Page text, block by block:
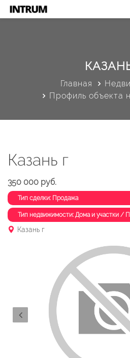
Главная
Профиль объекта
Казань г
350 000 руб.
Тип сделки: Продажа
Тип недвижимости: Дома и участки /
Казань г